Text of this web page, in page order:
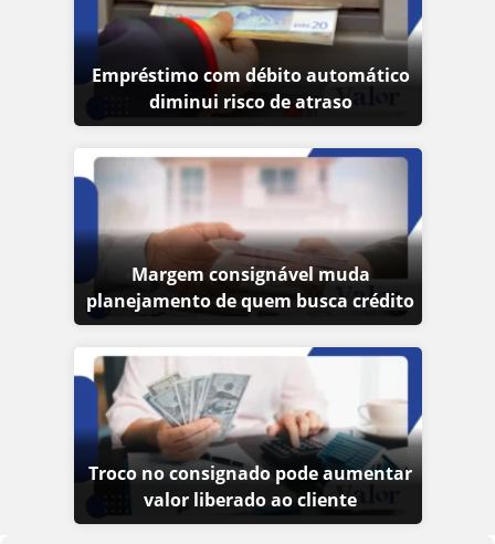
Empréstimo com débito automático
diminui risco de atraso
Margem consignável muda
planejamento de quem busca crédito
Troco no consignado pode aumentar
valor liberado ao cliente